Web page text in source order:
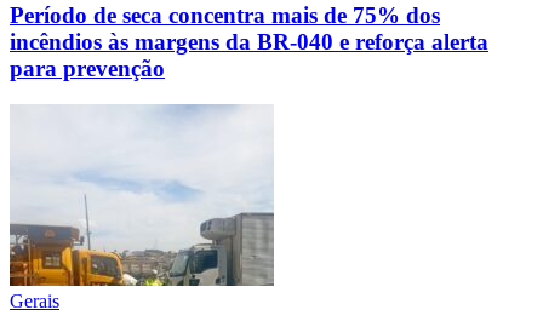
Período de seca concentra mais de 75% dos
incêndios às margens da BR-040 e reforça alerta
para prevenção
Gerais